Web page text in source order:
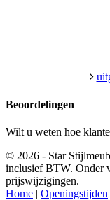
Beoordelingen
Wilt u weten hoe
© 2026 - Star
inclusief BTW. Onder
prijswijzigingen.
Home | Openingstijden